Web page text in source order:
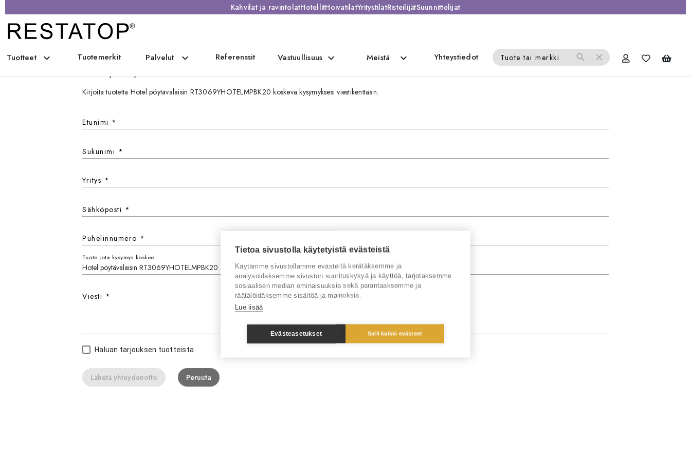
Kahvilat ja ravintolatHotellitHoivatilatYritystilatRisteilijätSuunnittelijat
Tuotteet expand_more Tuotemerkit Palvelut expand_more Referenssit Vastuullisuus expand_more Meistä expand_more Yhteystiedot Tuote tai merkki search close
Kirjoita tuotetta Hotel pöytävalaisin RT3069YHOTELMPBK20 koskeva kysymyksesi viestikenttään.
Etunimi *
Sukunimi *
Yritys *
Sähköposti *
Puhelinnumero *
Tuote jota kysymys koskee
Viesti *
Haluan tarjouksen tuotteista
Lähetä yhteydenotto Peruuta
Tietoa sivustolla käytetyistä evästeistä
Käytämme sivustollamme evästeitä kerätäksemme ja
analysoidaksemme sivuston suorituskykyä ja käyttöä, tarjotaksemme
sosiaalisen median ominaisuuksia sekä parantaaksemme ja
räätälöidäksemme sisältöä ja mainoksia.
Lue lisää
Evästeasetukset Salli kaikki evästeet